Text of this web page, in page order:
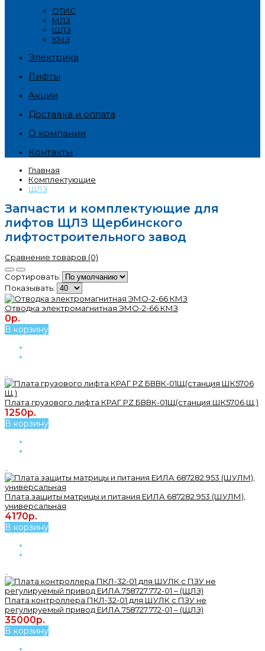
ОТИС
МЛЗ
ЩЛЗ
КМЗ
Электрика
Лифты
Акции
Доставка и оплата
О компании
Контакты
Главная
Комплектующие
ЩЛЗ
Запчасти и комплектующие для
лифтов ЩЛЗ Щербинского
лифтостроительного завод
Сравнение товаров (0)
Сортировать:
Показывать:
Отводка электромагнитная ЭМО-2-66 КМЗ
0р.
В корзину
Плата грузового лифта КРАГ PZ БВВК-01Щ(станция ШК5706 Щ )
1250р.
В корзину
Плата защиты матрицы и питания ЕИЛА 687282.953 (ШУЛМ),
универсальная
4170р.
В корзину
Плата контроллера ПКЛ-32-01 для ШУЛК с ПЗУ не
регулируемый привод ЕИЛА.758727.772-01 – (ЩЛЗ)
35000р.
В корзину